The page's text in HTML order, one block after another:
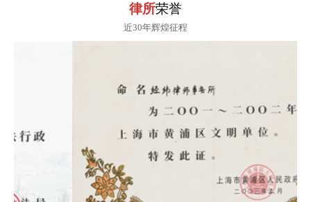
律所荣誉
近30年辉煌征程